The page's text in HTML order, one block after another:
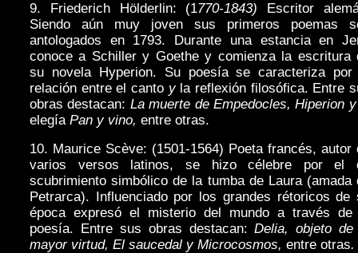
9. Friederich Hölderlin: (1770-1843) Escritor
Siendo aún muy joven sus primeros poemas
antologados en 1793. Durante una estancia en
conoce a Schiller y Goethe y comienza la escritura
su novela Hyperion. Su poesía se caracteriza por
relación entre el canto y la reflexión filosófica. Entre
obras destacan: La muerte de Empedocles, Hiperion
elegía Pan y vino, entre otras.
10. Maurice Scève: (1501-1564) Poeta francés, autor
varios versos latinos, se hizo célebre por el
scubrimiento simbólico de la tumba de Laura (amada
Petrarca). Influenciado por los grandes rétoricos de
época expresó el misterio del mundo a través de
poesía. Entre sus obras destacan:Delia, objeto
mayor virtud, El saucedal y Microcosmos, entre otras.